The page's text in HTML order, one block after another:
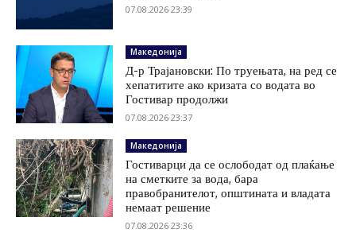
07.08.2026 23:39
Македонија
Д-р Трајановски: По труењата, на ред се
хепатитите ако кризата со водата во
Гостивар продолжи
07.08.2026 23:37
Македонија
Гостиварци да се ослободат од плаќање
на сметките за вода, бара
правобранителот, општината и владата
немаат решение
07.08.2026 23:36